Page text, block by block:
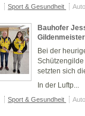
Sport & Gesundheit
Bauhofer
Bei der
setzten sich
In der Luftp...
Sport & Gesundheit